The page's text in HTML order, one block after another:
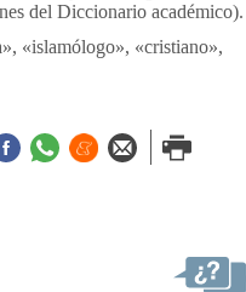
del Diccionario académico).
«islamólogo», «cristiano»,
Whatsapp
Menéame
Enviar porImprimir